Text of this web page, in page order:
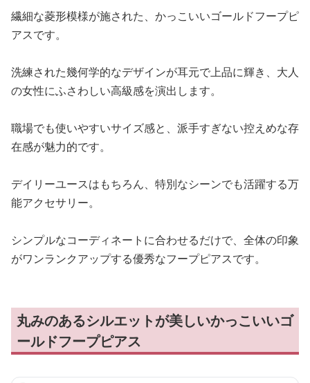
繊細な菱形模様が施された、かっこいいゴールドフープピ
アスです。
洗練された幾何学的なデザインが耳元で上品に輝き、大人
の女性にふさわしい高級感を演出します。
職場でも使いやすいサイズ感と、派手すぎない控えめな存
在感が魅力的です。
デイリーユースはもちろん、特別なシーンでも活躍する万
能アクセサリー。
シンプルなコーディネートに合わせるだけで、全体の印象
がワンランクアップする優秀なフープピアスです。
丸みのあるシルエットが美しいかっこいいゴ
ールドフープピアス